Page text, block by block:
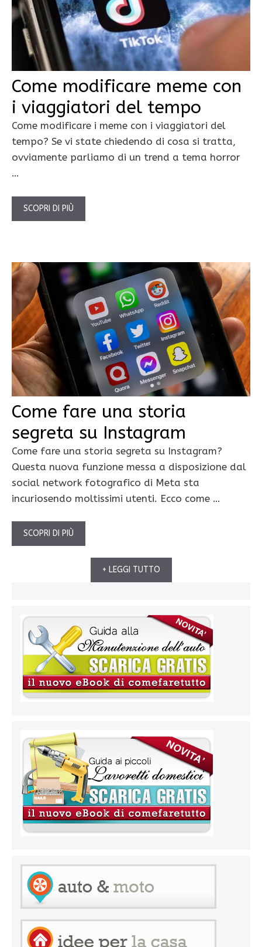
Come modificare meme con
i viaggiatori del tempo
Come modificare i meme con i viaggiatori del
tempo? Se vi state chiedendo di cosa si tratta,
ovviamente parliamo di un trend a tema horror
…
SCOPRI DI PIÙ
Come fare una storia
segreta su Instagram
Come fare una storia segreta su Instagram?
Questa nuova funzione messa a disposizione dal
social network fotografico di Meta sta
incuriosendo moltissimi utenti. Ecco come …
SCOPRI DI PIÙ
+ LEGGI TUTTO